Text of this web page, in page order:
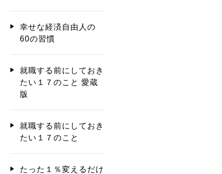
幸せな経済自由人の
60の習慣
就職する前にしておき
たい１７のこと 愛蔵
版
就職する前にしておき
たい１７のこと
たった１％変えるだけ